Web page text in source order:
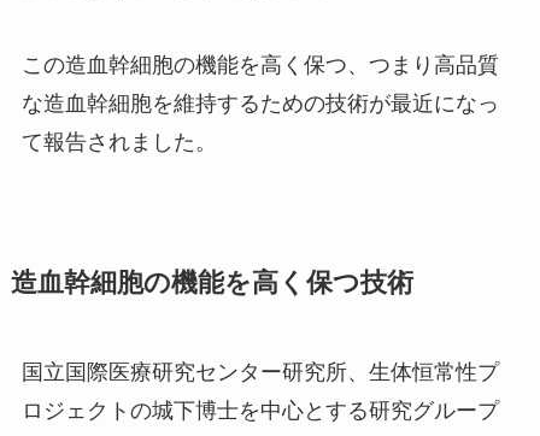
この造血幹細胞の機能を高く保つ、つまり高品質
な造血幹細胞を維持するための技術が最近になっ
て報告されました。
造血幹細胞の機能を高く保つ技術
国立国際医療研究センター研究所、生体恒常性プ
ロジェクトの城下博士を中心とする研究グループ